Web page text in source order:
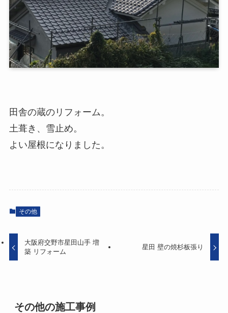
田舎の蔵のリフォーム。
土葺き、雪止め。
よい屋根になりました。
その他
大阪府交野市星田山手 増
築 リフォーム
星田 壁の焼杉板張り
その他の施工事例